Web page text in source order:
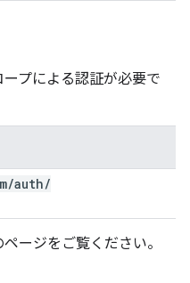
プによる認証が必要で
/auth/
ページをご覧ください。